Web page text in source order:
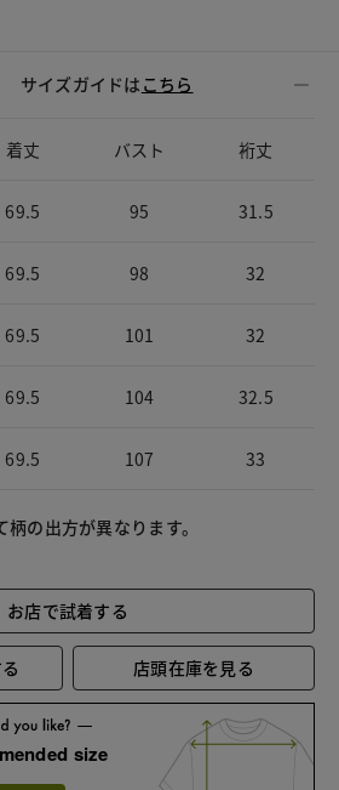
サイズガイドは こちら
着丈 バスト 裄丈
69.5 95 31.5
69.5 98 32
69.5 101 32
69.5 104 32.5
69.5 107 33
の出方が異なります。
お店で試着する
店頭在庫を見る
size